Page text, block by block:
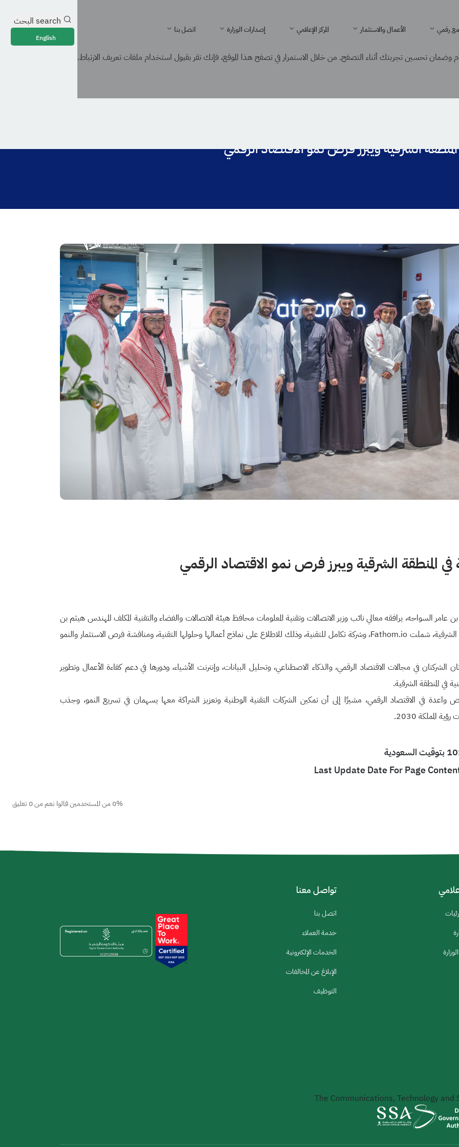
رقمي الأعمال والاستثمار المركز الإعلامي إصدارات الوزارة اتصل بنا
search البحث
English
الشرقية ويبرز فرص نمو الاقتصاد الرقمي
في المنطقة الشرقية ويبرز فرص نمو الاقتصاد الرقمي
بن عامر السواحه، يرافقه معالي نائب وزير الاتصالات وتقنية المعلومات محافظ هيئة الاتصالات والفضاء والتقنية المكلف المهندس هيثم بن
عبدالرحمن العوهلي، عددًا من الشركات التقنية في المنطقة الشرقية، شملت Fathom.io، وشركة تكامل للتقنية، وذلك للاطلاع على نماذج أعمالها وحلولها التقنية، ومناقشة فرص الاستثمار والنمو
في مجالات الاقتصاد الرقمي، والذكاء الاصطناعي، وتحليل البيانات، وإنترنت الأشياء، ودورها في دعم كفاءة الأعمال وتطوير
في المنطقة الشرقية.
واعدة في الاقتصاد الرقمي، مشيرًا إلى أن تمكين الشركات التقنية الوطنية وتعزيز الشراكة معها يسهمان في تسريع النمو، وجذب
المملكة 2030.
Last Update Date For Page
0% من المستخدمين قالوا نعم من 0 تعليق
تواصل معنا
اتصل بنا
خدمة العملاء
الخدمات الإلكترونية
الإبلاغ عن المخالفات
التوظيف
The Communications, Technology and
تحسين تجربتك أثناء التصفح. من خلال الاستمرار في تصفح هذا الموقع، فإنك تقر بقبول استخدام ملفات تعريف الارتباط.